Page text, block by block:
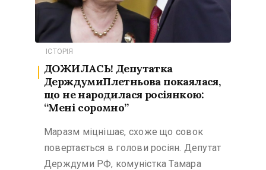
ІСТОРІЯ
ДОЖИЛАСЬ! Депутатка
ДерждумиПлетньова покаялася,
що не народилася росіянкою:
“Мені соромно”
Маразм міцнішає, схоже що совок
повертається в голови росіян. Депутат
Держдуми РФ, комуністка Тамара